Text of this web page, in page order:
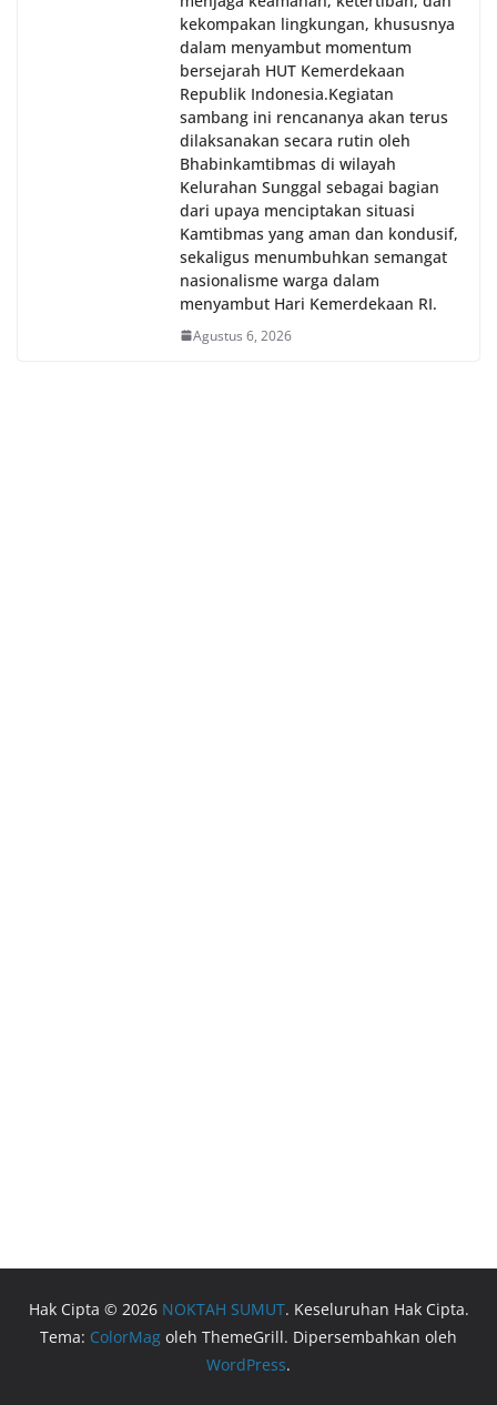
kekompakan lingkungan, khususnya
dalam menyambut momentum
bersejarah HUT Kemerdekaan
Republik Indonesia.‎Kegiatan
sambang ini rencananya akan terus
dilaksanakan secara rutin oleh
Bhabinkamtibmas di wilayah
Kelurahan Sunggal sebagai bagian
dari upaya menciptakan situasi
Kamtibmas yang aman dan kondusif,
sekaligus menumbuhkan semangat
nasionalisme warga dalam
menyambut Hari Kemerdekaan RI.
Agustus 6, 2026
Hak Cipta © 2026 NOKTAH SUMUT. Keseluruhan Hak Cipta.
Tema: ColorMag oleh ThemeGrill. Dipersembahkan oleh
WordPress.